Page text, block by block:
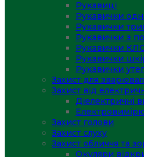
Рукавиці
Рукавички
Рукавички
Рукавички з
Рукавички КЛС
Рукавички
Рукавички
Захист для
Захист від
Діелектричні
Захист голови
Захист слуху
Захист обличчя та
Окуляри